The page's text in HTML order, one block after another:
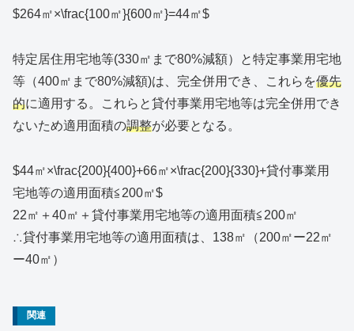
$264㎡×\frac{100㎡}{600㎡}=44㎡$
特定居住用宅地等(330㎡まで80%減額）と特定事業用宅地
等（400㎡まで80%減額)は、完全併用でき、これらを優先
的に適用する。これらと貸付事業用宅地等は完全併用でき
ないため適用面積の調整が必要となる。
$44㎡×\frac{200}{400}+66㎡×\frac{200}{330}+貸付事業用
宅地等の適用面積≦200㎡$
22㎡＋40㎡＋貸付事業用宅地等の適用面積≦200㎡
∴貸付事業用宅地等の適用面積は、138㎡（200㎡ー22㎡
ー40㎡）
関連